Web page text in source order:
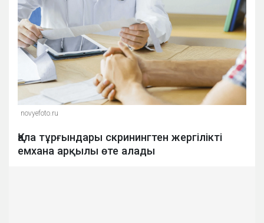
novyefoto.ru
Қала тұрғындары скринингтен жергілікті
емхана арқылы өте алады